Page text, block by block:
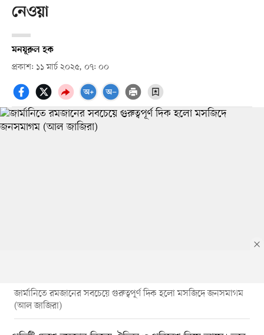
নেওয়া
মনযূরুল হক
প্রকাশ: ১১ মার্চ ২০২৫, ০৭: ০০
জার্মানিতে রমজানের সবচেয়ে গুরুত্বপূর্ণ দিক হলো মসজিদে জনসমাগম
(আল জাজিরা)